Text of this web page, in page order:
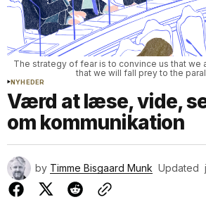
The strategy of fear is to convince us that we
that we will fall prey to the
NYHEDER
Værd at læse, vide,
om kommunikation
by Timme Bisgaard Munk Updated